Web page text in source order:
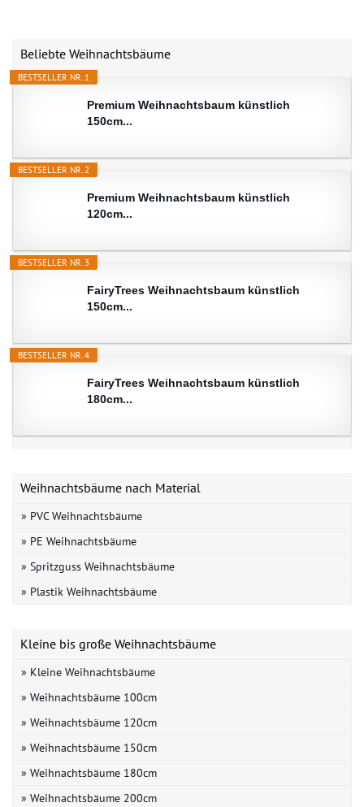
Beliebte Weihnachtsbäume
BESTSELLER NR. 1
Premium Weihnachtsbaum künstlich
150cm...
BESTSELLER NR. 2
Premium Weihnachtsbaum künstlich
120cm...
BESTSELLER NR. 3
FairyTrees Weihnachtsbaum künstlich
150cm...
BESTSELLER NR. 4
FairyTrees Weihnachtsbaum künstlich
180cm...
Weihnachtsbäume nach Material
» PVC Weihnachtsbäume
» PE Weihnachtsbäume
» Spritzguss Weihnachtsbäume
» Plastik Weihnachtsbäume
Kleine bis große Weihnachtsbäume
» Kleine Weihnachtsbäume
» Weihnachtsbäume 100cm
» Weihnachtsbäume 120cm
» Weihnachtsbäume 150cm
» Weihnachtsbäume 180cm
» Weihnachtsbäume 200cm